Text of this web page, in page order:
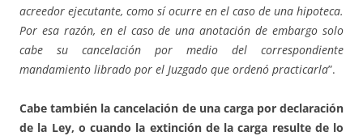
acreedor ejecutante, como sí ocurre en el caso de una hipoteca.
Por esa razón, en el caso de una anotación de embargo solo
cabe su cancelación por medio del correspondiente
mandamiento librado por el Juzgado que ordenó practicarla”.
Cabe también la cancelación de una carga por declaración
de la Ley, o cuando la extinción de la carga resulte de lo